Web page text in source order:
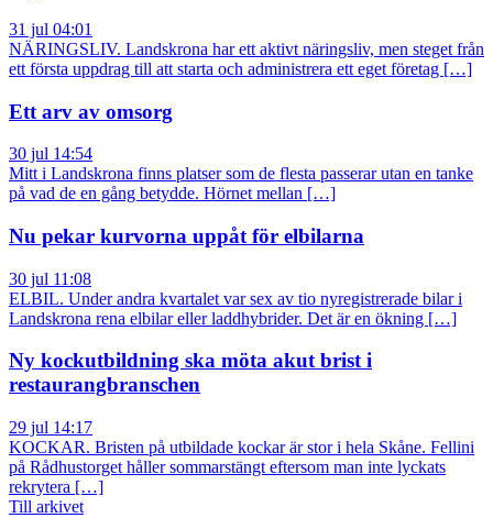
31 jul 04:01
NÄRINGSLIV. Landskrona har ett aktivt näringsliv, men steget från
ett första uppdrag till att starta och administrera ett eget företag […]
Ett arv av omsorg
30 jul 14:54
Mitt i Landskrona finns platser som de flesta passerar utan en tanke
på vad de en gång betydde. Hörnet mellan […]
Nu pekar kurvorna uppåt för elbilarna
30 jul 11:08
ELBIL. Under andra kvartalet var sex av tio nyregistrerade bilar i
Landskrona rena elbilar eller laddhybrider. Det är en ökning […]
Ny kockutbildning ska möta akut brist i
restaurangbranschen
29 jul 14:17
KOCKAR. Bristen på utbildade kockar är stor i hela Skåne. Fellini
på Rådhustorget håller sommarstängt eftersom man inte lyckats
rekrytera […]
Till arkivet